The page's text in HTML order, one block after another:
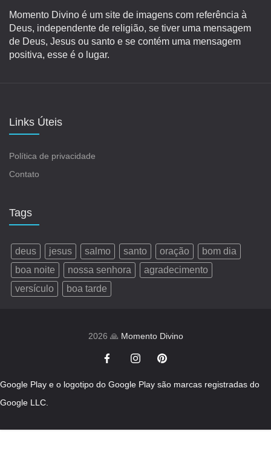
Momento Divino é um site de imagens com referência à
Deus, independente de religião, se tiver uma mensagem
de Deus, Jesus ou santo e se contém uma mensagem
positiva, esse é o lugar.
Links Úteis
Política de privacidade
Contato
Tags
deus jesus salmo santo oração
bom dia
boa noite
nossa senhora
agradecimento
versículo
boa tarde
2026 🙏 Momento Divino
Google Play e o logotipo do Google Play são marcas registradas do
Google LLC.